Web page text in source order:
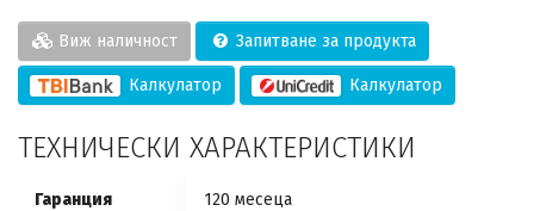
Виж наличност Запитване за продукта
Калкулатор Калкулатор
ТЕХНИЧЕСКИ ХАРАКТЕРИСТИКИ
Гаранция 120 месеца